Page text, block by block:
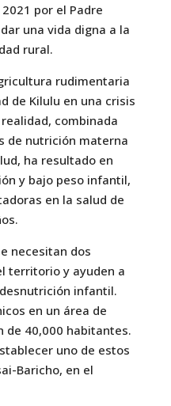
por el Padre
una vida digna a la
rural.
rudimentaria
de Kilulu en una crisis
combinada
de nutrición materna
ha resultado en
y bajo peso infantil,
en la salud de
necesitan dos
territorio y ayuden a
infantil.
en un área de
de 40,000 habitantes.
uno de estos
Baricho, en el